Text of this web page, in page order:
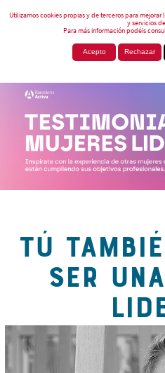
Utilizamos cookies propias y de terceros para
y servicios
Para más información podéis
Acepto Rechazar
TÚ
SER